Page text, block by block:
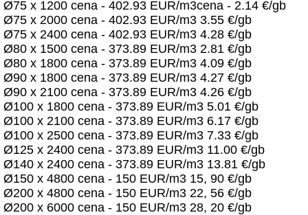
Ø75 x 1200 cena - 402.93 EUR/m3cena - 2.14 €/gb
Ø75 x 2000 cena - 402.93 EUR/m3 3.55 €/gb
Ø75 x 2400 cena - 402.93 EUR/m3 4.28 €/gb
Ø80 x 1500 cena - 373.89 EUR/m3 2.81 €/gb
Ø80 x 1800 cena - 373.89 EUR/m3 4.09 €/gb
Ø90 x 1800 cena - 373.89 EUR/m3 4.27 €/gb
Ø90 x 2100 cena - 373.89 EUR/m3 4.26 €/gb
Ø100 x 1800 cena - 373.89 EUR/m3 5.01 €/gb
Ø100 x 2100 cena - 373.89 EUR/m3 6.17 €/gb
Ø100 x 2500 cena - 373.89 EUR/m3 7.33 €/gb
Ø125 x 2400 cena - 373.89 EUR/m3 11.00 €/gb
Ø140 x 2400 cena - 373.89 EUR/m3 13.81 €/gb
Ø150 x 4800 cena - 150 EUR/m3 15, 90 €/gb
Ø200 x 4800 cena - 150 EUR/m3 22, 56 €/gb
Ø200 x 6000 cena - 150 EUR/m3 28, 20 €/gb